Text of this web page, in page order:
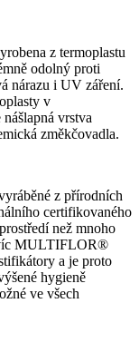
z termoplastu
odolný proti
nárazu i UV záření.
v
vrstva
změkčovadla.
z přírodních
certifikovaného
než mnoho
MULTIFLOR®
a je proto
hygieně
ve všech